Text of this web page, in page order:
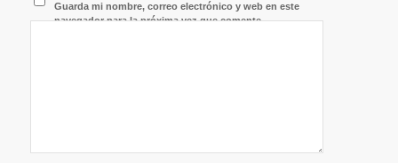
Guarda mi nombre, correo electrónico y web en este
navegador para la próxima vez que comente.